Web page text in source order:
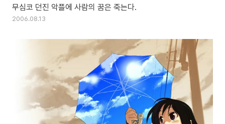
무심코 던진 악플에 사람의 꿈은 죽는다.
2006.08.13